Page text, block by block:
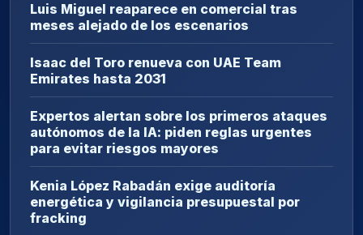
Luis Miguel reaparece en comercial tras
meses alejado de los escenarios
Isaac del Toro renueva con UAE Team
Emirates hasta 2031
Expertos alertan sobre los primeros ataques
autónomos de la IA: piden reglas urgentes
para evitar riesgos mayores
Kenia López Rabadán exige auditoría
energética y vigilancia presupuestal por
fracking